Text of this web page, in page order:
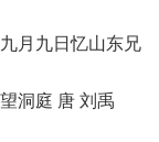
月九日忆山东兄
洞庭 唐 刘禹